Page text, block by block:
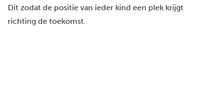
Dit zodat de positie van ieder kind een plek krijgt
richting de toekomst.